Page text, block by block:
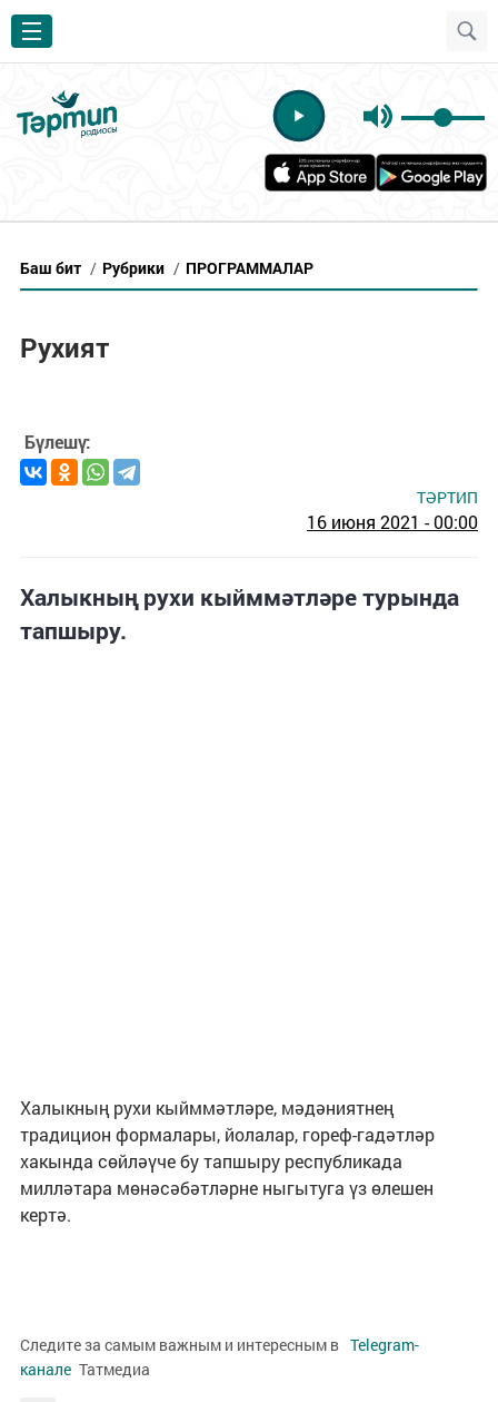
Баш бит / Рубрики / ПРОГРАММАЛАР
Рухият
Бүлешү:
ТӘРТИП
16 июня 2021 - 00:00
Халыкның рухи кыйммәтләре турында
тапшыру.
Халыкның рухи кыйммәтләре, мәдәниятнең
традицион формалары, йолалар, гореф-гадәтләр
хакында сөйләүче бу тапшыру республикада
милләтара мөнәсәбәтләрне ныгытуга үз өлешен
кертә.
Следите за самым важным и интересным в Telegram-
канале Татмедиа